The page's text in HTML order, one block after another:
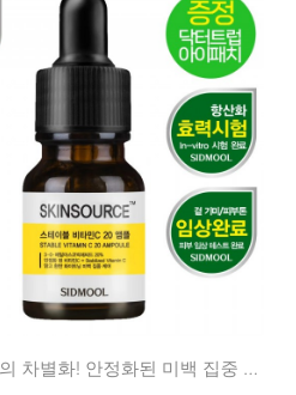
바디/헤어/핸드/
메이크업
립/아이
건강식품
소품
레이저관리
탈모케어
동물성프리
예비맘
미취학
청소년
비타민 앰플의 차별화! 안정화된 미백 집중 케어